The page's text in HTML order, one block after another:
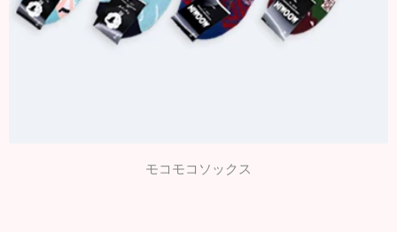
モコモコソックス